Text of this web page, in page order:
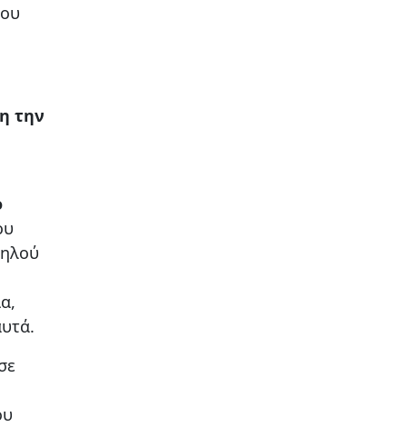
την